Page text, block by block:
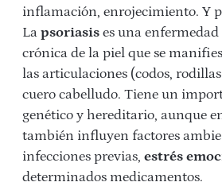
inflamación, enrojecimiento. Y
La psoriasis es una
crónica de la piel que se
las articulaciones (codos,
cuero cabelludo. Tiene un
genético y hereditario, aunque
también influyen factores
infecciones previas, estrés
determinados medicamentos.